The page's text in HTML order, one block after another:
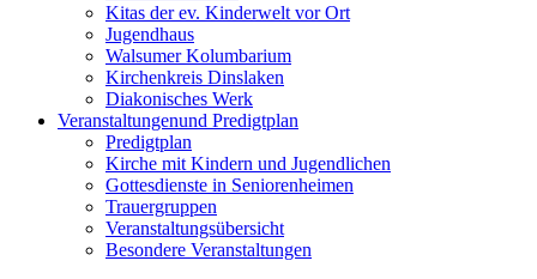
Kitas der ev. Kinderwelt vor Ort
Jugendhaus
Walsumer Kolumbarium
Kirchenkreis Dinslaken
Diakonisches Werk
Veranstaltungenund Predigtplan
Predigtplan
Kirche mit Kindern und Jugendlichen
Gottesdienste in Seniorenheimen
Trauergruppen
Veranstaltungsübersicht
Besondere Veranstaltungen